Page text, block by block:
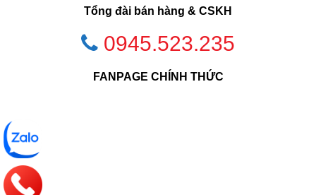
Tổng đài bán hàng & CSKH
0945.523.235
FANPAGE CHÍNH THỨC